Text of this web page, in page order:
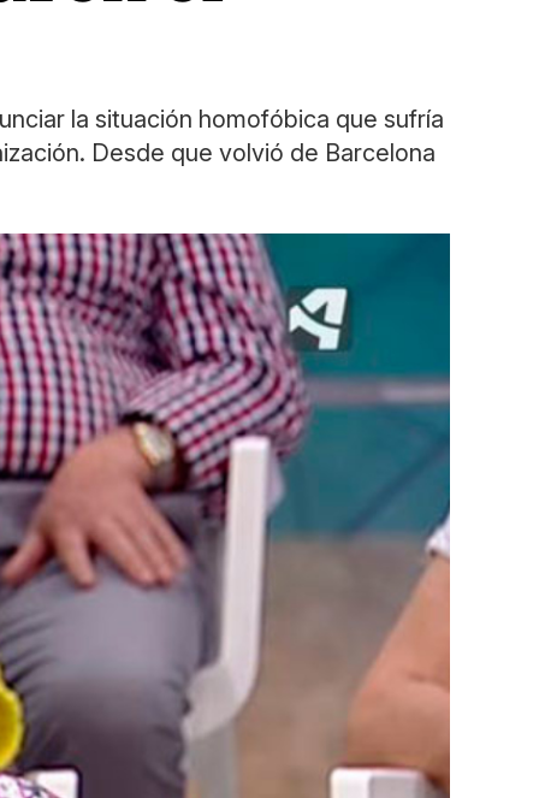
la situación homofóbica que sufría
Desde que volvió de Barcelona